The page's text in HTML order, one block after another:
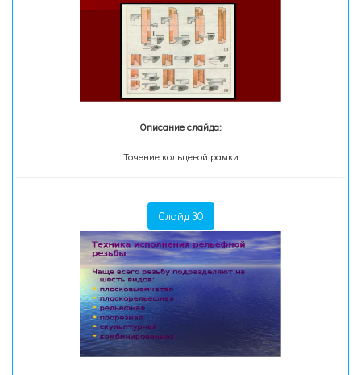
Описание слайда:
Точение кольцевой рамки
Слайд 30